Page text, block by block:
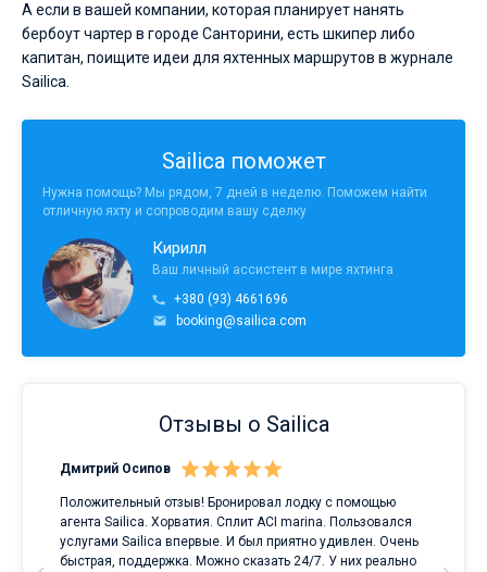
А если в вашей компании, которая планирует нанять
бербоут чартер в городе Санторини, есть шкипер либо
капитан, поищите идеи для яхтенных маршрутов в журнале
Sailica.
Sailica поможет
Нужна помощь? Мы рядом, 7 дней в неделю. Поможем найти
отличную яхту и сопроводим вашу сделку
Кирилл
Ваш личный ассистент в мире яхтинга
+380 (93) 4661696
booking@sailica.com
Отзывы о Sailica
Дмитрий Осипов
Положительный отзыв! Бронировал лодку с помощью
агента Sailica. Хорватия. Сплит ACI marina. Пользовался
услугами Sailica впервые. И был приятно удивлен. Очень
быстрая, поддержка. Можно сказать 24/7. У них реально